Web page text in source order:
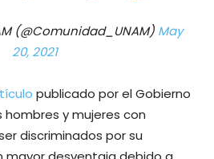
(@Comunidad_UNAM) May
20, 2021
publicado por el Gobierno
hombres y mujeres con
discriminados por su